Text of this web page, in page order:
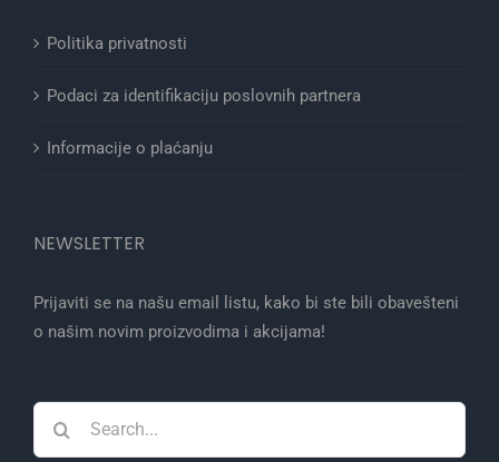
Politika privatnosti
Podaci za identifikaciju poslovnih partnera
Informacije o plaćanju
NEWSLETTER
Prijaviti se na našu email listu, kako bi ste bili obavešteni
o našim novim proizvodima i akcijama!